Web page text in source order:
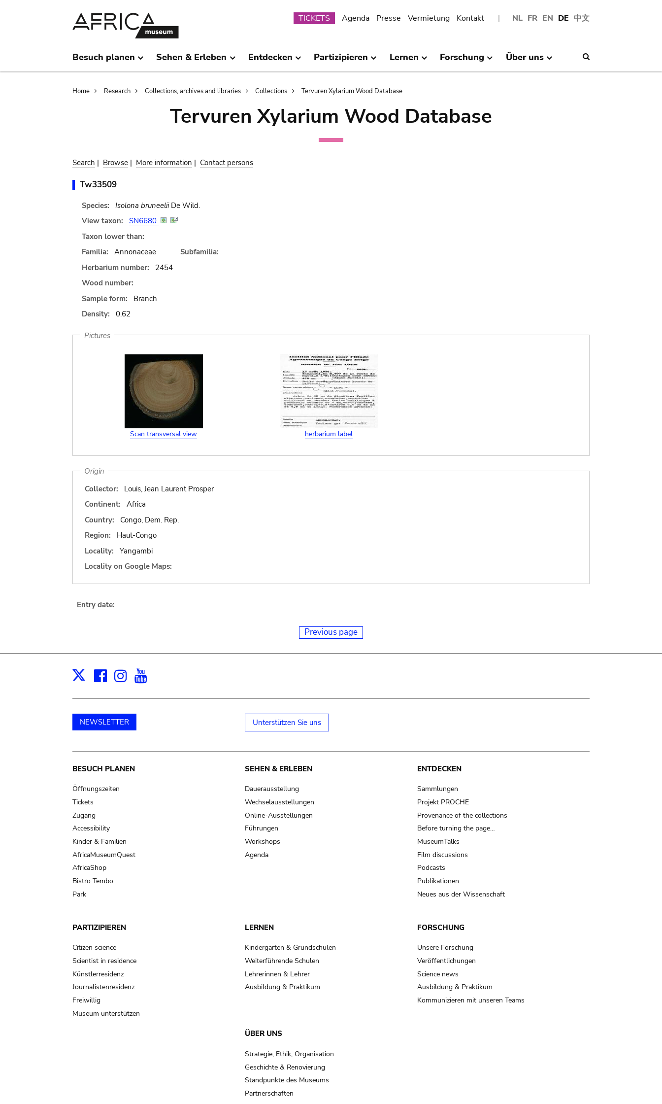
NL FR EN DE 中文
Submenu
TICKETS Agenda Presse Vermietung Kontakt
Besuch planen Sehen & Erleben Entdecken Partizipieren Lernen Forschung Über uns
Breadcrumb
Home Research Collections, archives and libraries Collections Tervuren Xylarium Wood Database
Tervuren Xylarium Wood Database
Search | Browse | More information | Contact persons
Tw33509
Species: Isolona bruneeliiDe Wild.
View taxon:
SN6680
Taxon lower than:
Familia:
Annonaceae
Subfamilia:
Herbarium number:
2454
Wood number:
Sample form:
Branch
Density:
0.62
Pictures
Scan transversal view herbarium label
Origin
Collector:
Louis, Jean Laurent Prosper
Continent:
Africa
Country:
Congo, Dem. Rep.
Region:
Haut-Congo
Locality:
Yangambi
Locality on Google Maps:
Entry date:
Previous page
X Facebook
Instagram
NEWSLETTER Unterstützen Sie uns
Main
navigation
BESUCH PLANEN
Öffnungszeiten
Tickets
Zugang
Accessibility
Kinder & Familien
AfricaMuseumQuest
AfricaShop
Bistro Tembo
Park
SEHEN & ERLEBEN
Dauerausstellung
Wechselausstellungen
Online-Ausstellungen
Führungen
Workshops
Agenda
ENTDECKEN
Sammlungen
Projekt PROCHE
Provenance of the collections
Before turning the page…
MuseumTalks
Film discussions
Podcasts
Publikationen
Neues aus der Wissenschaft
PARTIZIPIEREN
Citizen science
Scientist in residence
Künstlerresidenz
Journalistenresidenz
Freiwillig
Museum unterstützen
LERNEN
Kindergarten & Grundschulen
Weiterführende Schulen
Lehrerinnen & Lehrer
Ausbildung & Praktikum
FORSCHUNG
Unsere Forschung
Veröffentlichungen
Science news
Ausbildung & Praktikum
Kommunizieren mit unseren Teams
ÜBER UNS
Strategie, Ethik, Organisation
Geschichte & Renovierung
Standpunkte des Museums
Partnerschaften